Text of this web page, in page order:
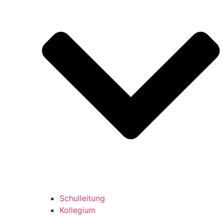
Schulleitung
Kollegium